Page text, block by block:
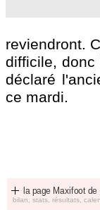
reviendront.
difficile, donc
déclaré
ce mardi.
la page Maxifoot de
bilan, stats, résultats,